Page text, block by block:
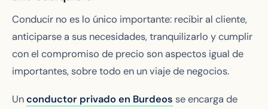
Conducir no es lo único importante: recibir al cliente,
anticiparse a sus necesidades, tranquilizarlo y cumplir
con el compromiso de precio son aspectos igual de
importantes, sobre todo en un viaje de negocios.
Unconductor privado en Burdeos se encarga de